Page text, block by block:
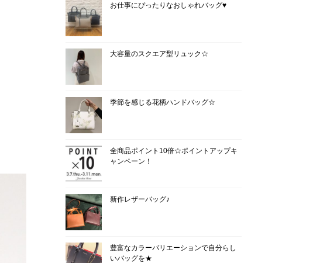
お仕事にぴったりなおしゃれバッグ♥
大容量のスクエア型リュック☆
季節を感じる花柄ハンドバッグ☆
全商品ポイント10倍☆ポイントアップキ
ャンペーン！
新作レザーバッグ♪
豊富なカラーバリエーションで自分らし
いバッグを★